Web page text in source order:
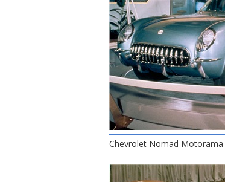
Chevrolet Nomad Motorama